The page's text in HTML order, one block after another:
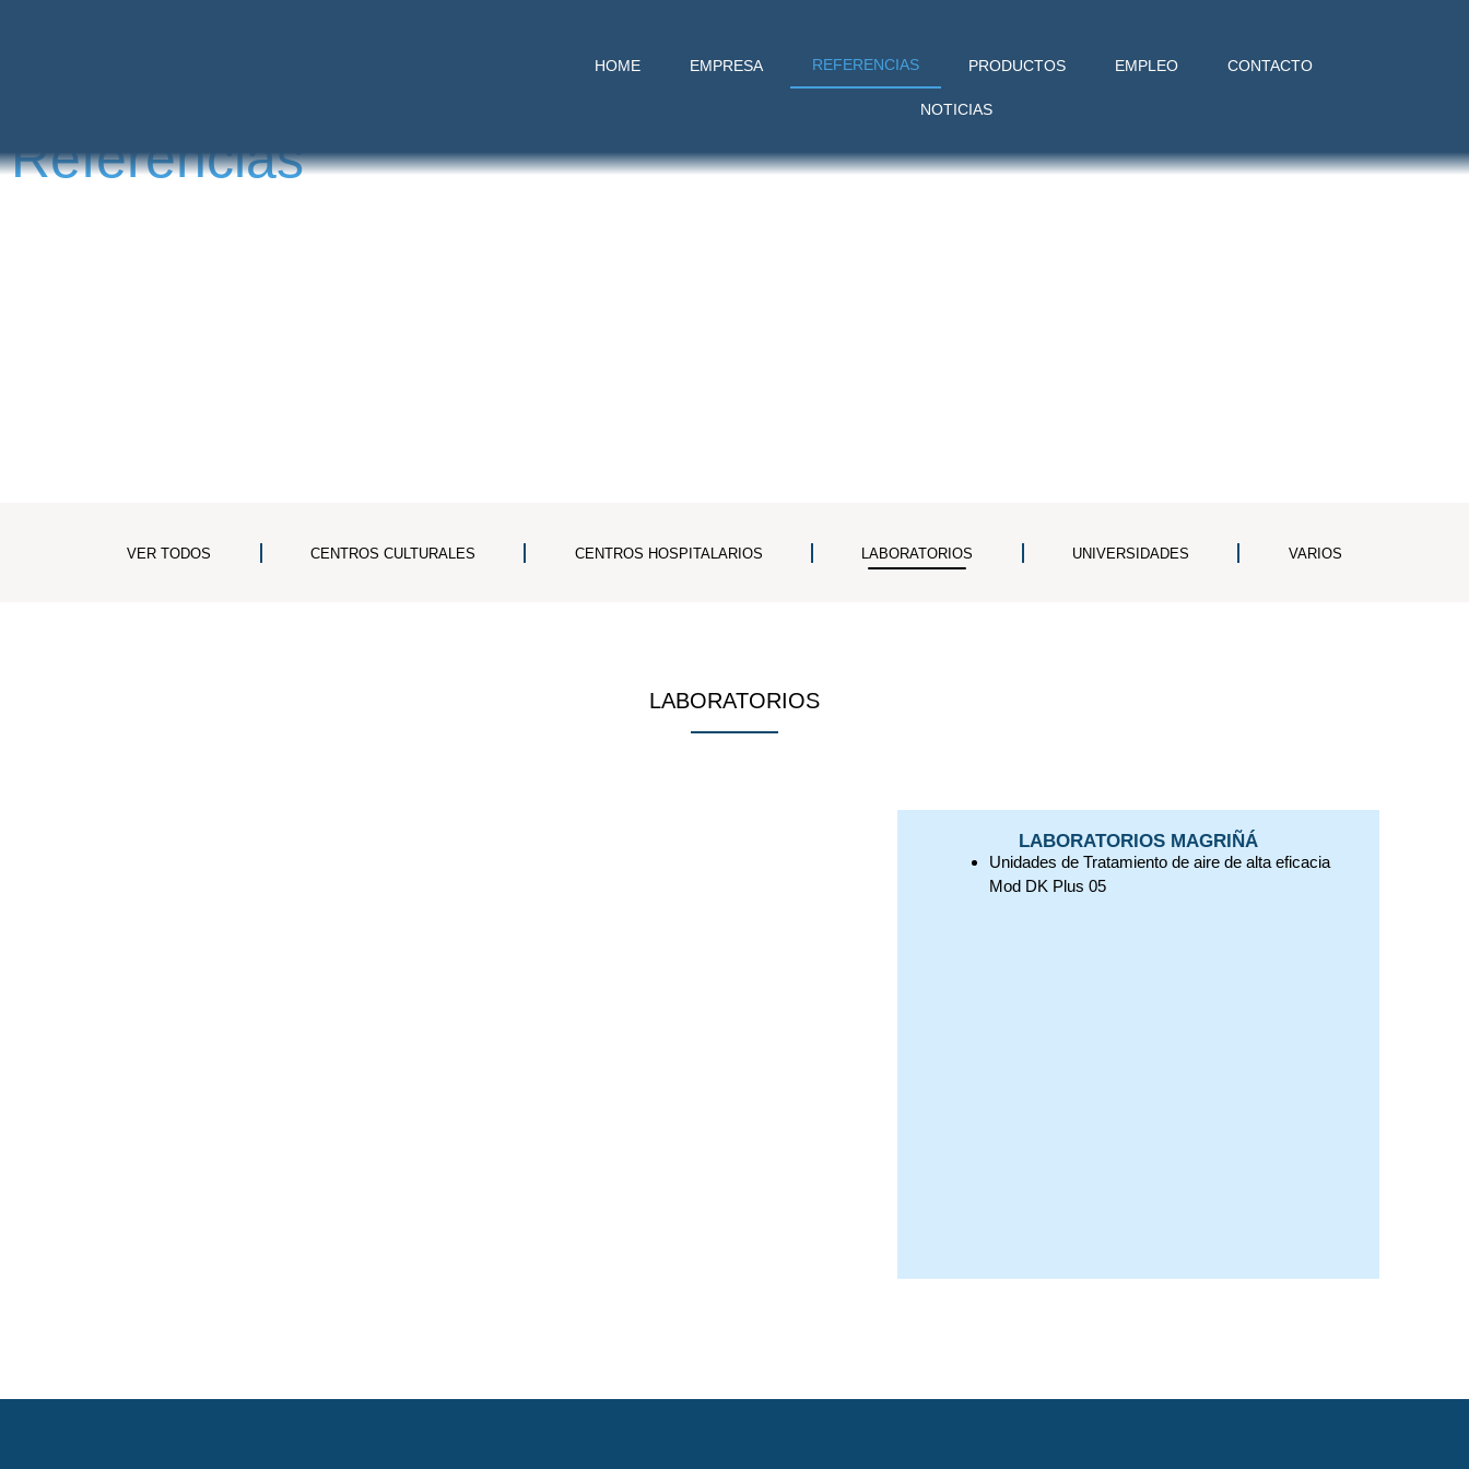
HOME EMPRESA REFERENCIAS PRODUCTOS EMPLEO CONTACTO
NOTICIAS
Referencias
VER TODOS CENTROS CULTURALES CENTROS HOSPITALARIOS LABORATORIOS UNIVERSIDADES VARIOS
LABORATORIOS
LABORATORIOS MAGRIÑÁ
Unidades de Tratamiento de aire de alta eficacia
Mod DK Plus 05